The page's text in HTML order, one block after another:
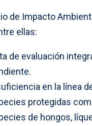
de Impacto
ellas:
de evaluación
en la línea
protegidas
de hongos,